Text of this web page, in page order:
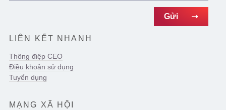
LIÊN KẾT NHANH
Thông điệp CEO
Điều khoản sử dụng
Tuyển dụng
MẠNG XÃ HỘI